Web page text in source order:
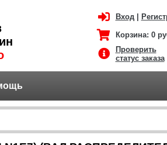
Вход|
Корзина: 0
Проверить
статус заказа